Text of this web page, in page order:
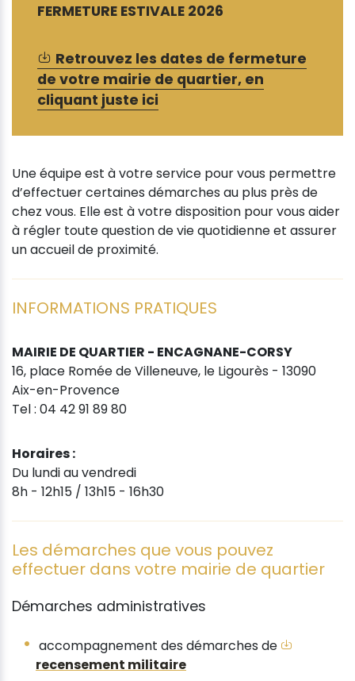
FERMETURE ESTIVALE 2026
Retrouvez les dates de fermeture
de votre mairie de quartier, en
cliquant juste ici
Une équipe est à votre service pour vous permettre
d’effectuer certaines démarches au plus près de
chez vous. Elle est à votre disposition pour vous aider
à régler toute question de vie quotidienne et assurer
un accueil de proximité.
INFORMATIONS PRATIQUES
MAIRIE DE QUARTIER - ENCAGNANE-CORSY
16, place Romée de Villeneuve, le Ligourès - 13090
Aix-en-Provence
Tel : 04 42 91 89 80
Horaires :
Du lundi au vendredi
8h - 12h15 / 13h15 - 16h30
Les démarches que vous pouvez
effectuer dans votre mairie de quartier
Démarches administratives
accompagnement des démarches de
recensement militaire